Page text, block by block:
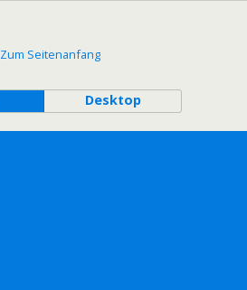
Zum Seitenanfang
Desktop